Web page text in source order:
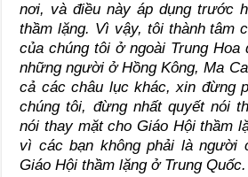
nơi, và điều này áp dụng trước
thầm lặng. Vì vậy, tôi thành tâm
của chúng tôi ở ngoài Trung Hoa
những người ở Hồng Kông, Ma
cả các châu lục khác, xin đừng
chúng tôi, đừng nhất quyết nói
nói thay mặt cho Giáo Hội thầm
vì các bạn không phải là người
Giáo Hội thầm lặng ở Trung Quốc.